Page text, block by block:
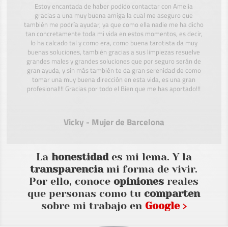
Estoy encantada de haber podido contactar con Amelia
gracias a una muy buena amiga la cual me aseguro que
también me podría ayudar, ya que como ella nadie me ha dicho
tan concretamente toda mi vida en estos momentos, es decir,
lo ha calcado tal y como era, como buena tarotista da muy
buenas soluciones, también gracias a sus limpiezas resuelve
grandes males y grandes soluciones que por seguro serán de
gran ayuda, y sin más también te da gran serenidad de como
tomar una muy buena dirección en esta vida, es una gran
profesional!!! Gracias por todo el Bien que me has aportado!!!
Vicky - Mujer de Barcelona
La honestidades mi lema. Y la
transparenciami forma de vivir.
Por ello, conoceopiniones reales
que personas como tucomparten
sobre mi trabajo en Google ›